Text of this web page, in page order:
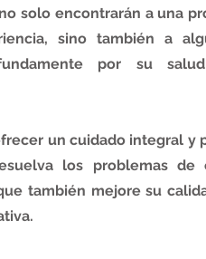
solo encontrarán a una
sino también a
por su
un cuidado integral y
los problemas de
también mejore su